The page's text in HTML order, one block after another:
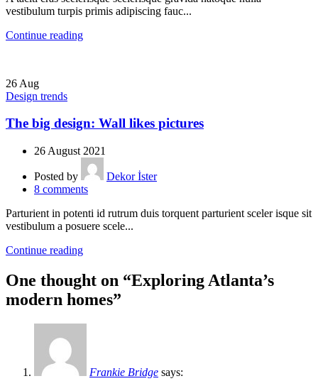
vestibulum turpis primis adipiscing fauc...
Continue reading
26 Aug
Design trends
The big design: Wall likes pictures
26 August 2021
Posted by
Dekor İster
8 comments
Parturient in potenti id rutrum duis torquent parturient sceler isque sit
vestibulum a posuere scele...
Continue reading
One thought on “Exploring Atlanta’s
modern homes”
Frankie Bridge says: